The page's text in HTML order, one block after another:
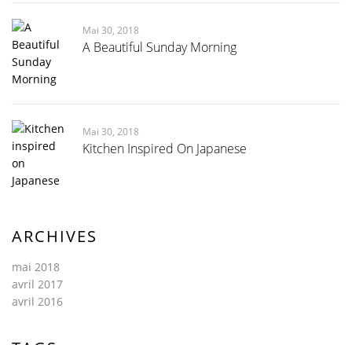
Mai 30, 2018
A Beautiful Sunday Morning
Mai 30, 2018
Kitchen Inspired On Japanese
ARCHIVES
mai 2018
avril 2017
avril 2016